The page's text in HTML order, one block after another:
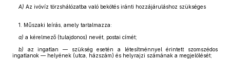
A) Az ivóvíz törzshálózatba való bekötés iránti hozzájáruláshoz szükséges
1. Műszaki leírás, amely tartalmazza:
a) a kérelmező (tulajdonos) nevét, postai címét;
b) az ingatlan — szükség esetén a létesítménnyel érintett szomszédos
ingatlanok — helyének (utca, házszám) és helyrajzi számának a megjelölését;